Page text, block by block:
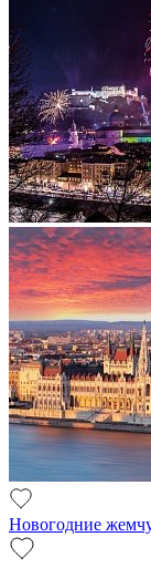
Новогодние